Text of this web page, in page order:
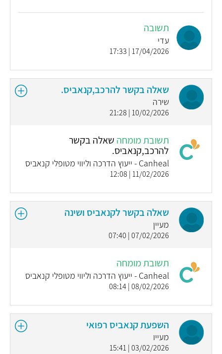
תשובה
עדי
17/04/2026 | 17:33
שאלה בקשר להרכב,קנאביס.
שירה
10/02/2026 | 21:28
תשובת מומחה שאלה בקשר
להרכב,קנאביס.
Canheal - ייעוץ הדרכה וליווי מטופלי קנאביס
11/02/2026 | 12:08
שאלה בקשר לקנאביס ושינה
מעיין
07/02/2026 | 07:40
תשובת מומחה
Canheal - ייעוץ הדרכה וליווי מטופלי קנאביס
08/02/2026 | 08:14
השפעת קנאביס רפואי
מעייו
03/02/2026 | 15:41